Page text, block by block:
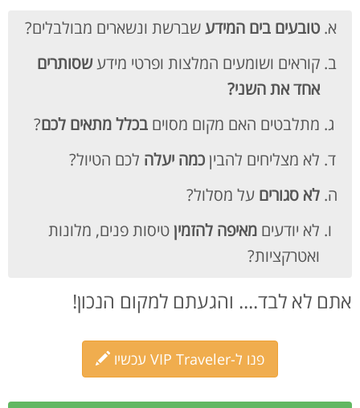
טובעים בים המידעשברשת ונשארים מבולבלים?
קוראים ושומעים המלצות ופרטי מידעשסותרים
אחד את השני?
מתלבטים האם מקום מסוים בכלל מתאים לכם?
לא מצליחים להבין כמה יעלה לכם הטיול?
לא סגורים על מסלול?
לא יודעים מאיפה להזמיןטיסות פנים, מלונות
ואטרקציות?
אתם לא לבד.... והגעתם למקום הנכון!
פנו ל-VIP Traveler עכשיו